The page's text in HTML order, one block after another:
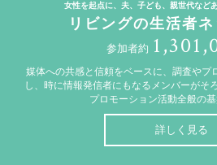
女性を起点に、夫、子ども、親世代など
リビングの生活者
参加者約
媒体への共感と信頼をベースに、調査やプ
し、時に情報発信者にもなるメンバーがそろ
プロモーション活動全般の
詳しく見る